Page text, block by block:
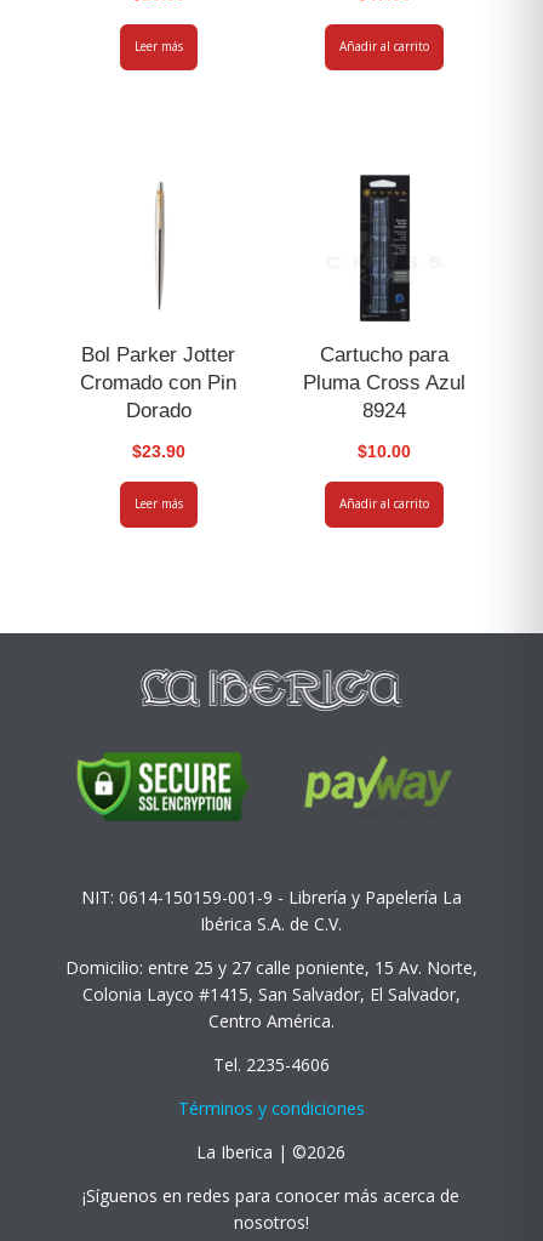
Leer más Añadir al carrito
Bol Parker Jotter
Cromado con Pin
Dorado
$23.90
Leer más
Cartucho para
Pluma Cross Azul
8924
$10.00
Añadir al carrito
NIT: 0614-150159-001-9 - Librería y Papelería La
Ibérica S.A. de C.V.
Domicilio: entre 25 y 27 calle poniente, 15 Av. Norte,
Colonia Layco #1415, San Salvador, El Salvador,
Centro América.
Tel. 2235-4606
Términos y condiciones
La Iberica | ©2026
¡Síguenos en redes para conocer más acerca de
nosotros!